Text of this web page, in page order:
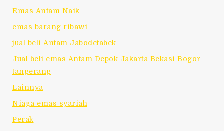
Emas Antam Naik
emas barang ribawi
jual beli Antam Jabodetabek
Jual beli emas Antam Depok Jakarta Bekasi Bogor
tangerang
Lainnya
Niaga emas syariah
Perak